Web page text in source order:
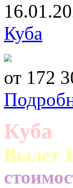
Куба
от 172
Куба
Вылет